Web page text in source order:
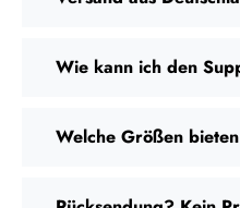
Wie kann ich den
Welche Größen